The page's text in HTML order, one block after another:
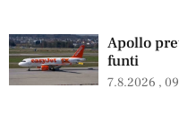
Apollo
funti
7.8.2026